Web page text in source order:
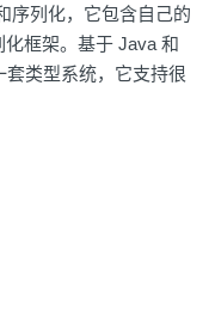
序列化，它包含自己的
框架。基于 Java 和
套类型系统，它支持很